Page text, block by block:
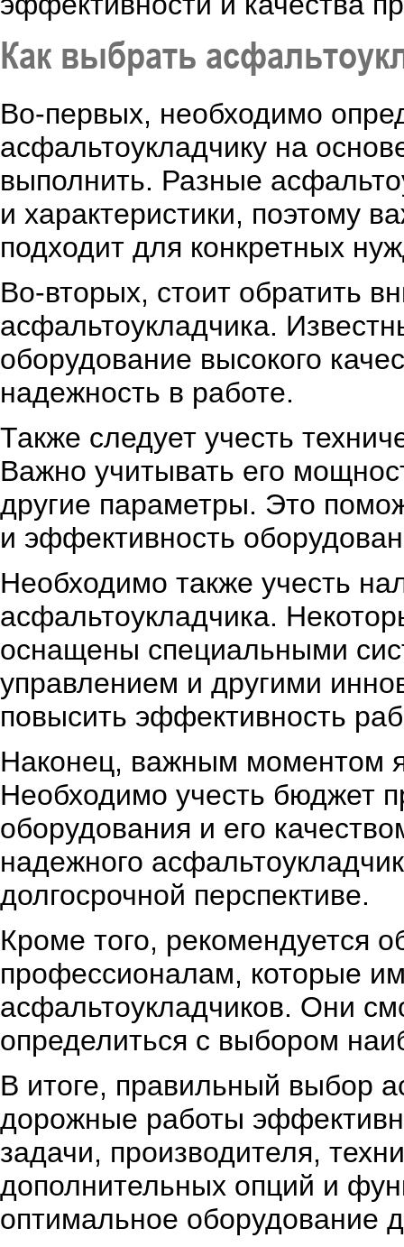
Как выбрать
Во-первых, необходимо
асфальтоукладчику на
выполнить. Разные
и характеристики, поэтому
подходит для конкретных
Во-вторых, стоит обратить
асфальтоукладчика.
оборудование высокого
надежность в работе.
Также следует учесть
Важно учитывать его
другие параметры. Это
и эффективность
Необходимо также учесть
асфальтоукладчика.
оснащены специальными
управлением и другими
повысить эффективность
Наконец, важным моментом
Необходимо учесть бюджет
оборудования и его
надежного
долгосрочной перспективе.
Кроме того, рекомендуется
профессионалам, которые
асфальтоукладчиков. Они
определиться с выбором
В итоге, правильный выбор
дорожные работы
задачи, производителя,
дополнительных опций и
оптимальное оборудование